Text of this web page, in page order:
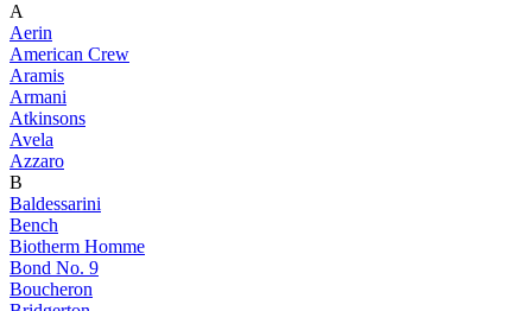
A
Aerin
American Crew
Aramis
Armani
Atkinsons
Avela
Azzaro
B
Baldessarini
Bench
Biotherm Homme
Bond No. 9
Boucheron